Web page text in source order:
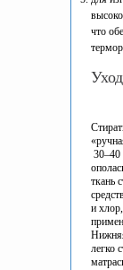
что
30–40
ткань
и
легко